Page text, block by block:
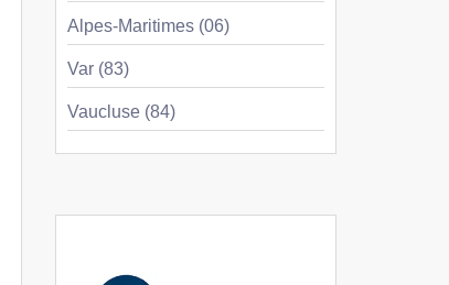
Alpes-Maritimes (06)
Var (83)
Vaucluse (84)